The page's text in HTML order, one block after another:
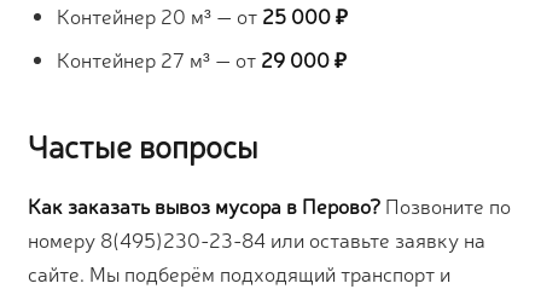
Контейнер 20 м³ — от 25 000 ₽
Контейнер 27 м³ — от 29 000 ₽
Частые вопросы
Как заказать вывоз мусора в Перово? Позвоните по
номеру 8(495)230-23-84 или оставьте заявку на
сайте. Мы подберём подходящий транспорт и